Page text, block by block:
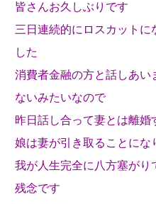
皆さんお久しぶりです
三日連続的にロスカットに
した
消費者金融の方と話しあ
ないみたいなので
昨日話し合って妻とは離婚
娘は妻が引き取ることにな
我が人生完全に八方塞がり
残念です